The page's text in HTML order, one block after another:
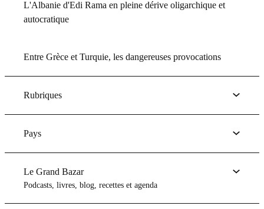
L'Albanie d'Edi Rama en pleine dérive oligarchique et
autocratique
Entre Grèce et Turquie, les dangereuses provocations
Rubriques
Pays
Le Grand Bazar
Podcasts, livres, blog, recettes et agenda